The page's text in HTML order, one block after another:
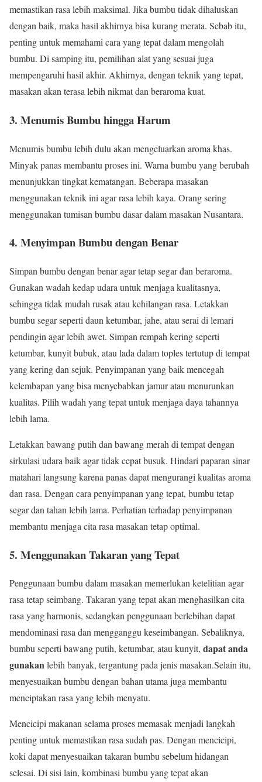
memastikan rasa lebih maksimal. Jika bumbu tidak dihaluskan
dengan baik, maka hasil akhirnya bisa kurang merata. Sebab itu,
penting untuk memahami cara yang tepat dalam mengolah
bumbu. Di samping itu, pemilihan alat yang sesuai juga
mempengaruhi hasil akhir. Akhirnya, dengan teknik yang tepat,
masakan akan terasa lebih nikmat dan beraroma kuat.
3. Menumis Bumbu hingga Harum
Menumis bumbu lebih dulu akan mengeluarkan aroma khas.
Minyak panas membantu proses ini. Warna bumbu yang berubah
menunjukkan tingkat kematangan. Beberapa masakan
menggunakan teknik ini agar rasa lebih kaya. Orang sering
menggunakan tumisan bumbu dasar dalam masakan Nusantara.
4. Menyimpan Bumbu dengan Benar
Simpan bumbu dengan benar agar tetap segar dan beraroma.
Gunakan wadah kedap udara untuk menjaga kualitasnya,
sehingga tidak mudah rusak atau kehilangan rasa. Letakkan
bumbu segar seperti daun ketumbar, jahe, atau serai di lemari
pendingin agar lebih awet. Simpan rempah kering seperti
ketumbar, kunyit bubuk, atau lada dalam toples tertutup di tempat
yang kering dan sejuk. Penyimpanan yang baik mencegah
kelembapan yang bisa menyebabkan jamur atau menurunkan
kualitas. Pilih wadah yang tepat untuk menjaga daya tahannya
lebih lama.
Letakkan bawang putih dan bawang merah di tempat dengan
sirkulasi udara baik agar tidak cepat busuk. Hindari paparan sinar
matahari langsung karena panas dapat mengurangi kualitas aroma
dan rasa. Dengan cara penyimpanan yang tepat, bumbu tetap
segar dan tahan lebih lama. Perhatian terhadap penyimpanan
membantu menjaga cita rasa masakan tetap optimal.
5. Menggunakan Takaran yang Tepat
Penggunaan bumbu dalam masakan memerlukan ketelitian agar
rasa tetap seimbang. Takaran yang tepat akan menghasilkan cita
rasa yang harmonis, sedangkan penggunaan berlebihan dapat
mendominasi rasa dan mengganggu keseimbangan. Sebaliknya,
bumbu seperti bawang putih, ketumbar, atau kunyit, dapat anda
gunakanlebih banyak, tergantung pada jenis masakan.Selain itu,
menyesuaikan bumbu dengan bahan utama juga membantu
menciptakan rasa yang lebih menyatu.
Mencicipi makanan selama proses memasak menjadi langkah
penting untuk memastikan rasa sudah pas. Dengan mencicipi,
koki dapat menyesuaikan takaran bumbu sebelum hidangan
selesai. Di sisi lain, kombinasi bumbu yang tepat akan